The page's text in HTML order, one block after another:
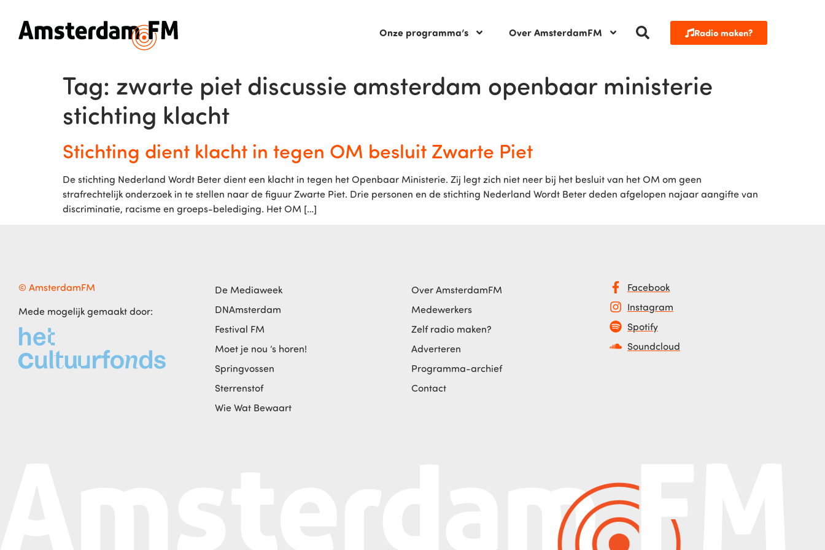
Onze programma’s Over AmsterdamFM Radio maken?
Tag: zwarte piet discussie amsterdam openbaar ministerie
stichting klacht
Stichting dient klacht in tegen OM besluit Zwarte Piet
De stichting Nederland Wordt Beter dient een klacht in tegen het Openbaar Ministerie. Zij legt zich niet neer bij het besluit van het OM om geen
strafrechtelijk onderzoek in te stellen naar de figuur Zwarte Piet. Drie personen en de stichting Nederland Wordt Beter deden afgelopen najaar aangifte van
discriminatie, racisme en groeps-belediging. Het OM […]
© AmsterdamFM
Mede mogelijk gemaakt door:
De Mediaweek
DNAmsterdam
Festival FM
Moet je nou ‘s horen!
Springvossen
Sterrenstof
Wie Wat Bewaart
Over AmsterdamFM
Medewerkers
Zelf radio maken?
Adverteren
Programma-archief
Contact
Facebook
Instagram
Spotify
Soundcloud